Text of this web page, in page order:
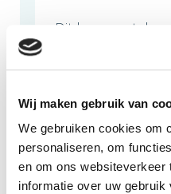
Wij maken gebruik van
We gebruiken cookies om
personaliseren, om
en om ons websiteverkeer
informatie over uw
Dit kan een teken
kinderen. Deel jij
volgende week